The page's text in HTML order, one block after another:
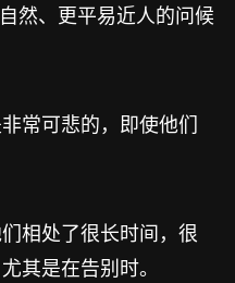
然、更平易近人的问候
常可悲的，即使他们
相处了很长时间，很
其是在告别时。